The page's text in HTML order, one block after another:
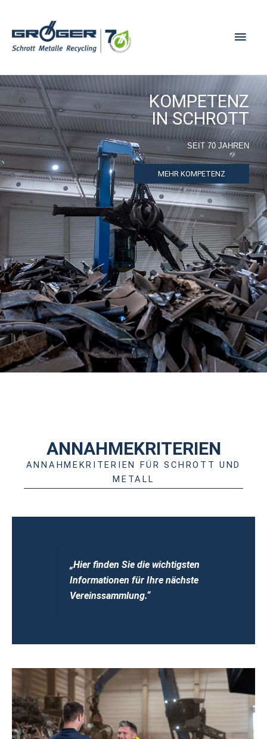
KOMPETENZ
IN SCHROTT
SEIT 70 JAHREN
MEHR KOMPETENZ
ANNAHMEKRITERIEN
ANNAHMEKRITERIEN FÜR SCHROTT UND
METALL
„Hier finden Sie die wichtigsten
Informationen für Ihre nächste
Vereinssammlung.“